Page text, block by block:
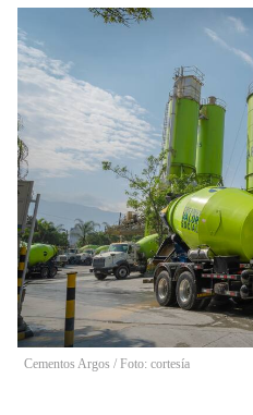
Cementos Argos / Foto: cortesía